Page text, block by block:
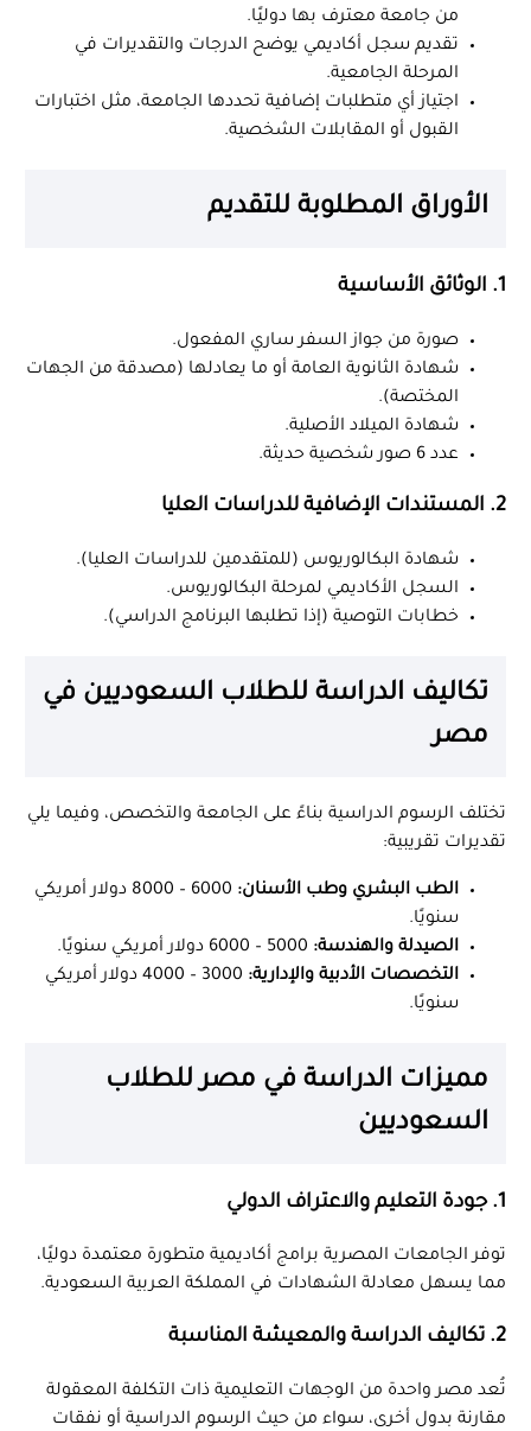
من جامعة معترف بها دوليًا.
تقديم سجل أكاديمي يوضح الدرجات والتقديرات في
المرحلة الجامعية.
اجتياز أي متطلبات إضافية تحددها الجامعة، مثل اختبارات
القبول أو المقابلات الشخصية.
الأوراق المطلوبة للتقديم
1. الوثائق الأساسية
صورة من جواز السفر ساري المفعول.
شهادة الثانوية العامة أو ما يعادلها (مصدقة من الجهات
المختصة).
شهادة الميلاد الأصلية.
عدد 6 صور شخصية حديثة.
2. المستندات الإضافية للدراسات العليا
شهادة البكالوريوس (للمتقدمين للدراسات العليا).
السجل الأكاديمي لمرحلة البكالوريوس.
خطابات التوصية (إذا تطلبها البرنامج الدراسي).
تكاليف الدراسة للطلاب السعوديين في
مصر
تختلف الرسوم الدراسية بناءً على الجامعة والتخصص، وفيما يلي
تقديرات تقريبية:
الطب البشري وطب الأسنان:
6000 – 8000 دولار أمريكي
سنويًا.
الصيدلة والهندسة:
التخصصات الأدبية والإدارية:
3000 – 4000 دولار أمريكي
سنويًا.
مميزات الدراسة في مصر للطلاب
السعوديين
1. جودة التعليم والاعتراف الدولي
توفر الجامعات المصرية برامج أكاديمية متطورة معتمدة دوليًا،
مما يسهل معادلة الشهادات في المملكة العربية السعودية.
2. تكاليف الدراسة والمعيشة المناسبة
تُعد مصر واحدة من الوجهات التعليمية ذات التكلفة المعقولة
مقارنة بدول أخرى، سواء من حيث الرسوم الدراسية أو نفقات